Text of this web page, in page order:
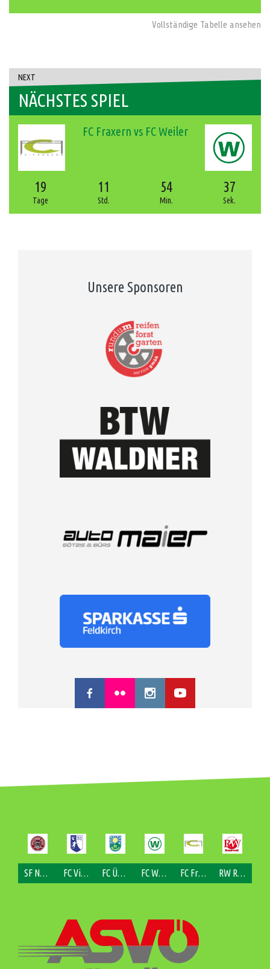
Vollständige Tabelle ansehen
NEXT
NÄCHSTES SPIEL
FC Fraxern vs FC Weiler
19
Tage
11
Std.
54
Min.
36
Sek.
Unsere Sponsoren
SF Nofels FC Viktorsberg FC Übersaxen FC Weiler FC Fraxern RW Rankweil